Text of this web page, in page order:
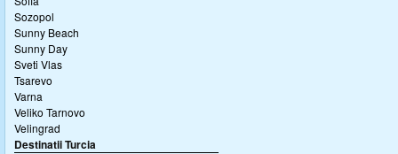
Sozopol
Sunny Beach
Sunny Day
Sveti Vlas
Tsarevo
Varna
Veliko Tarnovo
Velingrad
Destinatii Turcia